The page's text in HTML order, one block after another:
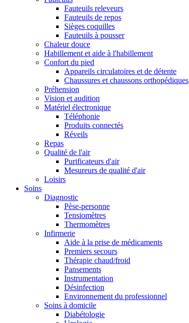
Fauteuils releveurs
Fauteuils de repos
Sièges coquilles
Fauteuils à pousser
Chaleur douce
Habillement et aide à l'habillement
Confort du pied
Appareils circulatoires et de détente
Chaussures et chaussons orthopédiques
Préhension
Vision et audition
Matériel électronique
Téléphonie
Produits connectés
Réveils
Repas
Qualité de l'air
Purificateurs d'air
Mesureurs de qualité d'air
Loisirs
Soins
Diagnostic
Pèse-personne
Tensiomètres
Thermomètres
Infirmerie
Aide à la prise de médicaments
Premiers secours
Thérapie chaud/froid
Pansements
Instrumentation
Désinfection
Environnement du professionnel
Soins à domicile
Diabétologie